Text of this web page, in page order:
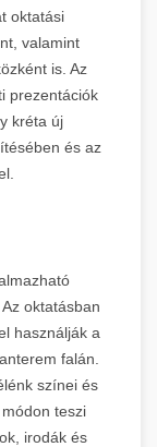
oktatási
valamint
is. Az
prezentációk
kréta új
és az
oktatásban
használják a
falán.
színei és
teszi
irodák és